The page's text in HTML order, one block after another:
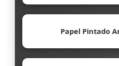
Papel Pintado